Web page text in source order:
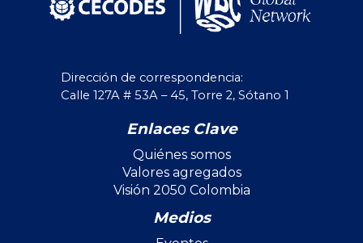
Dirección de correspondencia:
Calle 127A # 53A – 45, Torre 2, Sótano 1
Enlaces Clave
Quiénes somos
Valores agregados
Visión 2050 Colombia
Medios